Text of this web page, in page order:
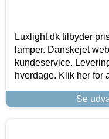
Luxlight.dk tilbyder
lamper. Danskejet
kundeservice.
hverdage. Klik her for
Se